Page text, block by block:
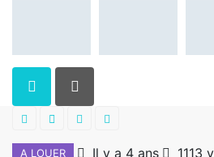
A LOUER Il y a 4 ans 1113